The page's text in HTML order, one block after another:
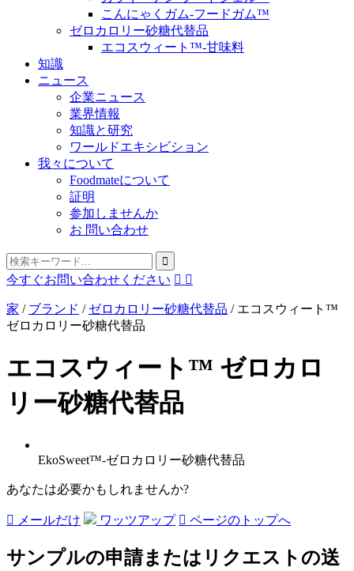
こんにゃくガム-フードガム™
ゼロカロリー砂糖代替品
エコスウィート™-甘味料
知識
ニュース
企業ニュース
業界情報
知識と研究
ワールドエキシビション
我々について
Foodmateについて
証明
参加しませんか
お 問い合わせ
今すぐお問い合わせください  
家 / ブランド / ゼロカロリー砂糖代替品 / エコスウィート™
ゼロカロリー砂糖代替品
エコスウィート™ ゼロカロ
リー砂糖代替品
EkoSweet™-ゼロカロリー砂糖代替品
あなたは必要かもしれませんか?
 メールだけ ワッツアップ  ページのトップへ
サンプルの申請またはリクエストの送